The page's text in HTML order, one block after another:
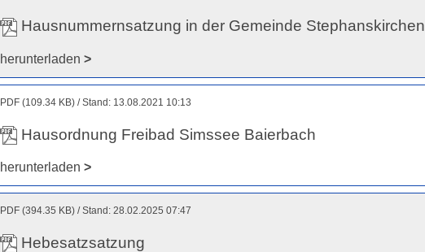
Hausnummernsatzung in der Gemeinde Stephanskirchen
herunterladen >
PDF (109.34 KB) Stand: 13.08.2021 10:13
Hausordnung Freibad Simssee Baierbach
herunterladen >
PDF (394.35 KB) Stand: 28.02.2025 07:47
Hebesatzsatzung